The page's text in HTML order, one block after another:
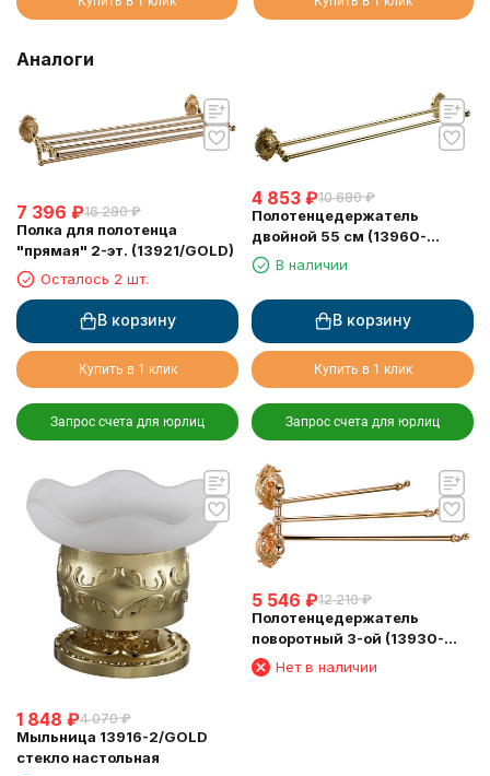
Аналоги
7 396 ₽16 280 ₽
Полка для полотенца
"прямая" 2-эт. (13921/GOLD)
Осталось 2 шт.
В корзину
Купить в 1 клик
Запрос счета для юрлиц
4 853 ₽10 680 ₽
Полотенцедержатель
двойной 55 см (13960-
2/GOLD)
В наличии
В корзину
Купить в 1 клик
Запрос счета для юрлиц
1 848 ₽4 070 ₽
Мыльница 13916-2/GOLD
стекло настольная
5 546 ₽12 210 ₽
Полотенцедержатель
поворотный 3-ой (13930-
3/GOLD)
Нет в наличии